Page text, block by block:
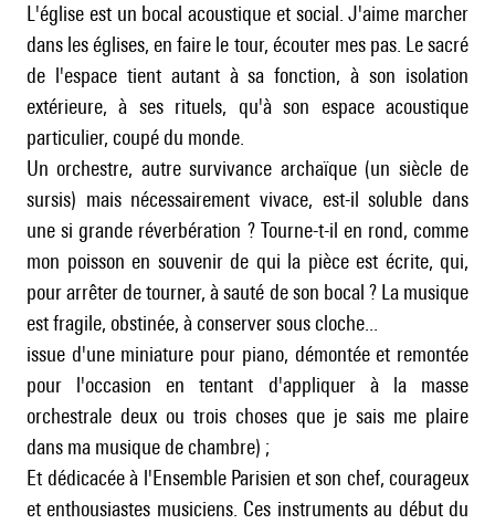
L'église est un bocal acoustique et social. J'aime marcher
dans les églises, en faire le tour, écouter mes pas. Le sacré
de l'espace tient autant à sa fonction, à son isolation
extérieure, à ses rituels, qu'à son espace acoustique
particulier, coupé du monde.
Un orchestre, autre survivance archaïque (un siècle de
sursis) mais nécessairement vivace, est-il soluble dans
une si grande réverbération ? Tourne-t-il en rond, comme
mon poisson en souvenir de qui la pièce est écrite, qui,
pour arrêter de tourner, à sauté de son bocal ? La musique
est fragile, obstinée, à conserver sous cloche...
issue d'une miniature pour piano, démontée et remontée
pour l'occasion en tentant d'appliquer à la masse
orchestrale deux ou trois choses que je sais me plaire
dans ma musique de chambre) ;
Et dédicacée à l'Ensemble Parisien et son chef, courageux
et enthousiastes musiciens. Ces instruments au début du